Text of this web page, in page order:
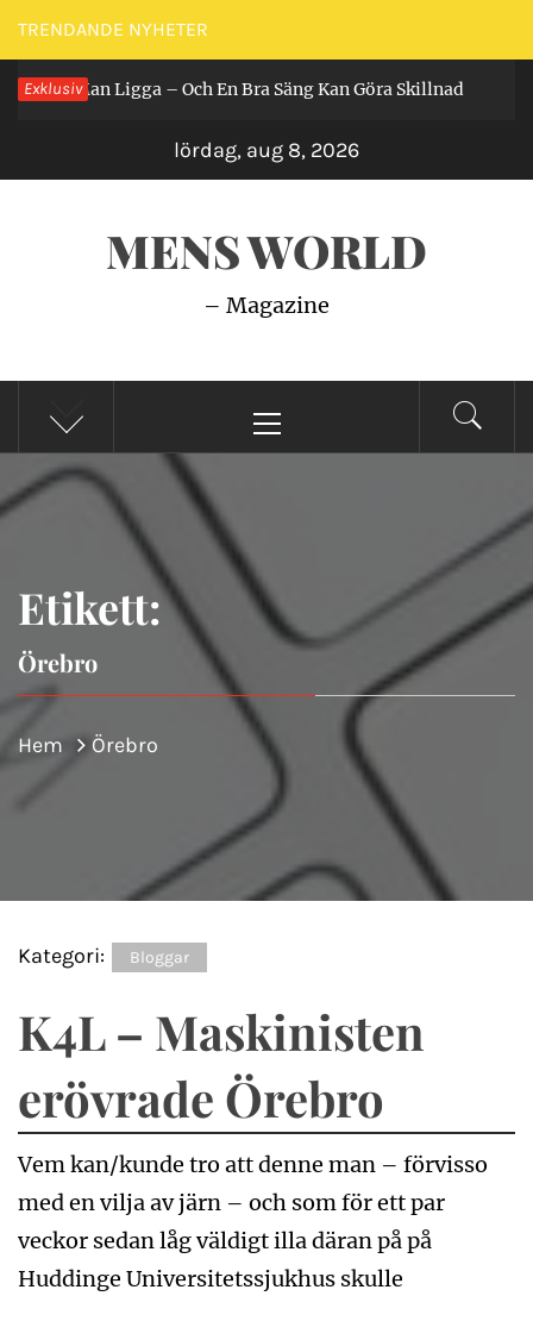
Hoppa
till
innehåll
TRENDANDE NYHETER
Exklusiv
Får Man Ligga – Och En Bra Säng Kan Göra Skillnad
lördag, aug 8, 2026
MENS WORLD
– Magazine
meny
Etikett:
Örebro
Hem Örebro
Kategori: Bloggar
K4L – Maskinisten
erövrade Örebro
Vem kan/kunde tro att denne man – förvisso
med en vilja av järn – och som för ett par
veckor sedan låg väldigt illa däran på på
Huddinge Universitetssjukhus skulle